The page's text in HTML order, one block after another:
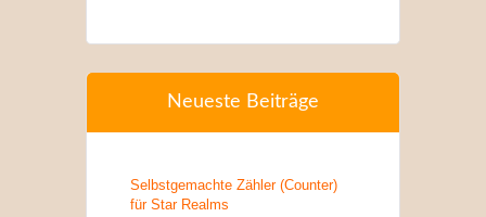
Neueste Beiträge
Selbstgemachte Zähler (Counter)
für Star Realms